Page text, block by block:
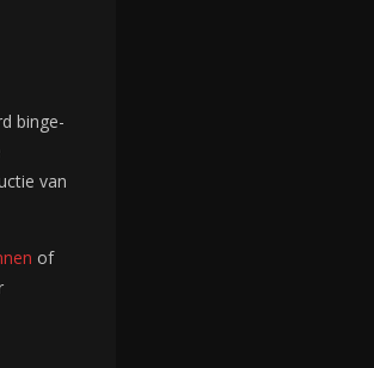
binge-
van
of